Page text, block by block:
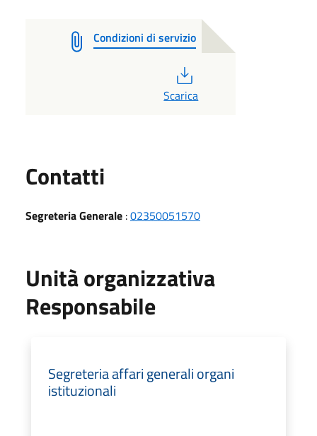
Condizioni di servizio
Scarica
Contatti
Segreteria Generale :02350051570
Unità organizzativa
Responsabile
Segreteria affari generali organi
istituzionali